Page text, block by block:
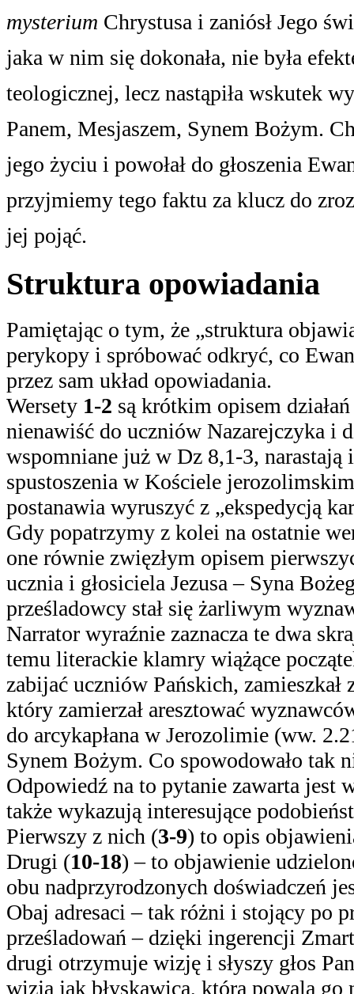
mysterium Chrystusa i zaniósł Jego
jaka w nim się dokonała, nie była
teologicznej, lecz nastąpiła wskutek
Panem, Mesjaszem, Synem Bożym.
jego życiu i powołał do głoszenia
przyjmiemy tego faktu za klucz do
jej pojąć.
Struktura opowiadania
Pamiętając o tym, że „struktura
perykopy i spróbować odkryć, co
przez sam układ opowiadania.
Wersety 1-2 są krótkim opisem
nienawiść do uczniów Nazarejczyka i
wspomniane już w Dz 8,1-3, narastają
spustoszenia w Kościele
postanawia wyruszyć z „ekspedycją
Gdy popatrzymy z kolei na ostatnie
one równie zwięzłym opisem
ucznia i głosiciela Jezusa – Syna
prześladowcy stał się żarliwym
Narrator wyraźnie zaznacza te dwa
temu literackie klamry wiążące
zabijać uczniów Pańskich,
który zamierzał aresztować
do arcykapłana w Jerozolimie (ww.
Synem Bożym. Co spowodowało tak
Odpowiedź na to pytanie zawarta jest
także wykazują interesujące
Pierwszy z nich (3-9) to opis
Drugi (10-18) – to objawienie
obu nadprzyrodzonych doświadczeń
Obaj adresaci – tak różni i stojący po
prześladowań – dzięki ingerencji
drugi otrzymuje wizję i słyszy głos
wizja jak błyskawica, która powala go